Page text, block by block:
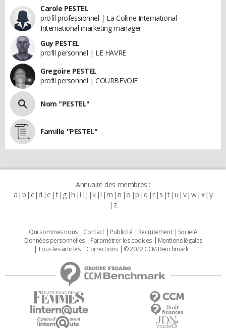
Carole PESTEL
profil professionnel | La Colline International -
International marketing manager
Guy PESTEL
profil personnel | LE HAVRE
Gregoire PESTEL
profil personnel | COURBEVOIE
Nom "PESTEL"
Famille "PESTEL"
Annuaire des membres :
a b c d e f g h i j k l m n o p q r s t u v w x y
z
Qui sommes nous Contact Publicité Recrutement
Societé
Données personnelles
Paramétrer les cookies
Mentions légales
Tous les articles
Corrections © 2022 CCM Benchmark